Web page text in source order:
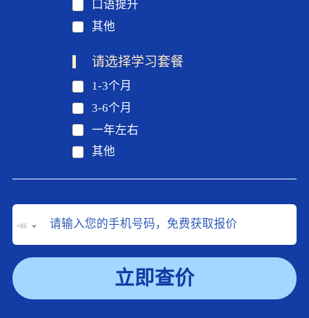
口语提升
其他
请选择学习套餐
1-3个月
3-6个月
一年左右
其他
+86
立即查价